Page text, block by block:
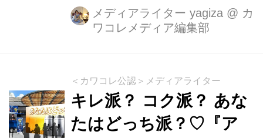
しさ」に出会える最旬のビューティー
イベントが渋谷で開催。2026年6月1日
『SCRAMBLE BEAUTY WEEKS』
は、忙しい毎日の中でも効率よく、賢
く自分をアップデートしたい大人の女
性が絶対に足を運ぶべきイベントで
メディアライター yagiza @ カ
ワコレメディア編集部
＜カワコレ公認＞メディアライター
キレ派？ コク派？ あな
たはどっち派？♡『ア